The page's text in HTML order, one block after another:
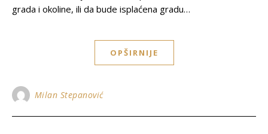
grada i okoline, ili da bude isplaćena gradu…
OPŠIRNIJE
Milan Stepanović